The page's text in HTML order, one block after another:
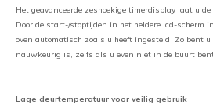
Het geavanceerde zeshoekige timerdisplay laat u
Door de start-/stoptijden in het heldere lcd-scherm
oven automatisch zoals u heeft ingesteld. Zo bent
nauwkeurig is, zelfs als u even niet in de buurt
Lage deurtemperatuur voor veilig gebruik